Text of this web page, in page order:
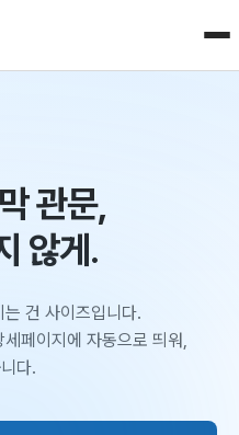
관문,
않게.
건 사이즈입니다.
세페이지에 자동으로 띄워,
다.